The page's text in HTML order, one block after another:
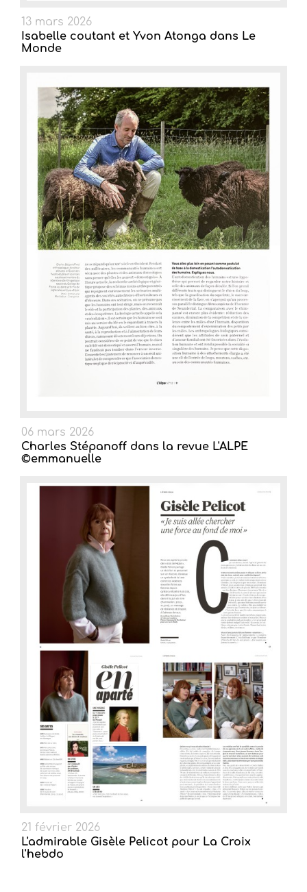
13 mars 2026
Isabelle coutant et Yvon Atonga dans Le
Monde
06 mars 2026
Charles Stépanoff dans la revue L'ALPE
©emmanuelle
21 février 2026
L'admirable Gisèle Pelicot pour La Croix
l'hebdo